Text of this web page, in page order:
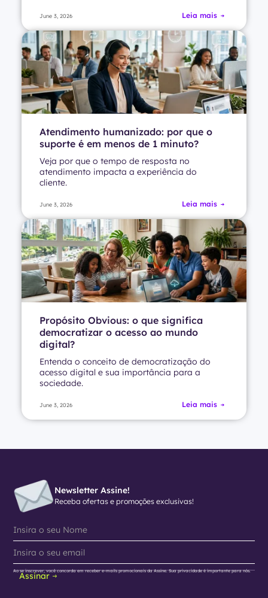
June 3, 2026 Leia mais
Atendimento humanizado: por que o
suporte é em menos de 1 minuto?
Veja por que o tempo de resposta no
atendimento impacta a experiência do
cliente.
June 3, 2026 Leia mais
Propósito Obvious: o que significa
democratizar o acesso ao mundo
digital?
Entenda o conceito de democratização do
acesso digital e sua importância para a
sociedade.
June 3, 2026 Leia mais
Newsletter Assine!
Receba ofertas e promoções exclusivas!
Assinar
Ao se inscrever, você concorda em receber e-mails promocionais da Assine. Sua privacidade é importante para nós.